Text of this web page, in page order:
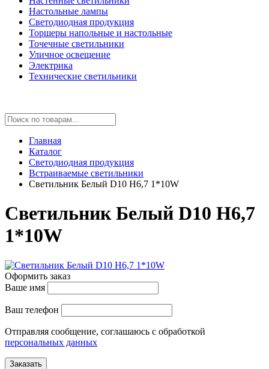
Настольные лампы
Светодиодная продукция
Торшеры напольные и настольные
Точечные светильники
Уличное освещение
Электрика
Технические светильники
Главная
Каталог
Светодиодная продукция
Встраиваемые светильники
Cветильник Белый D10 H6,7 1*10W
Cветильник Белый D10 H6,7
1*10W
Оформить заказ
Ваше имя
Ваш телефон
Отправляя сообщение, соглашаюсь с обработкой
персональных данных
Заказать